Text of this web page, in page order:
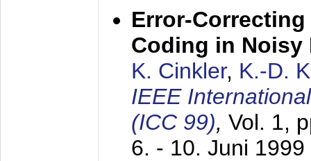
Error-
Coding in Noisy
K. Cinkler, K.-D.
IEEE
(ICC 99), Vol. 1,
6. - 10. Juni 1999